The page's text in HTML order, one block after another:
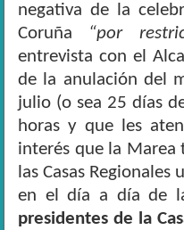
negativa de la
Coruña “por
entrevista con el
de la anulación del
julio (o sea 25 días
horas y que les
interés que la Marea
las Casas
en el día a día de
presidentes de la